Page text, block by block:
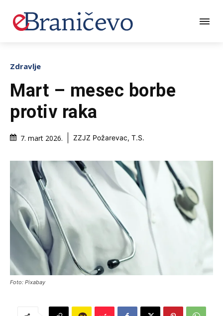
Zdravlje
Mart – mesec borbe
protiv raka
7. mart 2026. ZZJZ Požarevac, T.S.
Foto: Pixabay